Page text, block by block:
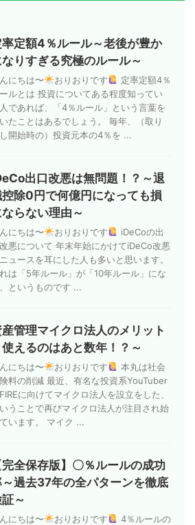
率定額4％ルール～老後が豊か
なりすぎる究極のルール～
にちは〜 おりおりです
定率定額4％
ルとは 投資についてある程度知ってい
であれば、「4％ルール」という言葉を
たことはあるでしょう。 毎年、（取り
開始時の）投資元本の4％を ...
出口改悪は無問題！？～退
除0円で何億円になっても損
ならない理由～
にちは〜 おりおりです
iDeCoの出
悪について 年末年始にかけてiDeCo改悪
ュースを耳にした人も多いと思います。
は「5年ルール」が「10年ルール」にな
というものです ...
産管理マイクロ法人のメリット
使えるのはあと数年！？～
にちは〜 おりおりです
本丸は社会
料の削減 最近、有名な投資系YouTuber
に向けてマイクロ法人を設立をした、
うことで再びマイクロ法人が注目され始
います。 マイク ...
完全保存版】〇％ルールの成功
過去37年の全パターンを徹底
～
にちは〜 おりおりです 4％ルールの